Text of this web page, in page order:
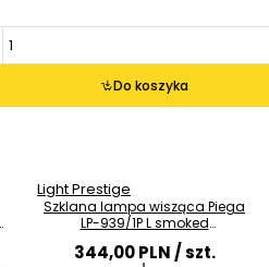
Do koszyka
Light Prestige
Szklana lampa wisząca Piega
LP-939/1P L smoked
przydymiona złota
344,00 PLN/ szt.